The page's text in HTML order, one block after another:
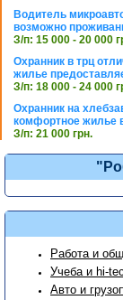
Водитель
возможно
З/п: 15 000 - 20 000
Охранник в трц
жилье
З/п: 18 000 - 24 000
Охранник на
комфортное жилье
З/п: 21 000 грн.
Работа и
Учеба и hi-
Авто и